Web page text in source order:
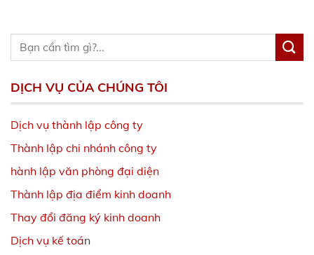
DỊCH VỤ CỦA CHÚNG TÔI
Dịch vụ thành lập công ty
Thành lập chi nhánh công ty
hành lập văn phòng đại diện
Thành lập địa điểm kinh doanh
Thay đổi đăng ký kinh doanh
Dịch vụ kế toán